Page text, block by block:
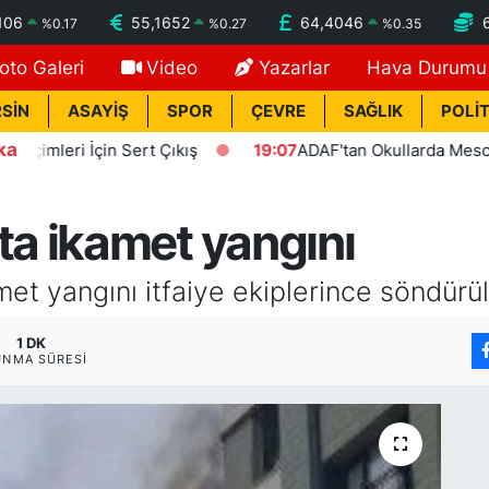
%0.17 55,1652 %0.27 64,4046 %0.35
Galeri Video Yazarlar Hava Durumu
ASAYİŞ SPOR ÇEVRE SAĞLIK
İçin Sert Çıkış 19:07 ADAF'tan Okullarda Mescit
ikamet yangını
yangını itfaiye ekiplerince
1 DK
SÜRESI